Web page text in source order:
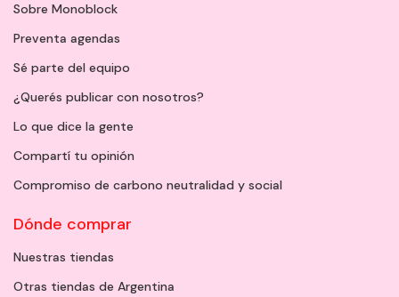
Sobre Monoblock
Preventa agendas
Sé parte del equipo
¿Querés publicar con nosotros?
Lo que dice la gente
Compartí tu opinión
Compromiso de carbono neutralidad y social
Dónde comprar
Nuestras tiendas
Otras tiendas de Argentina